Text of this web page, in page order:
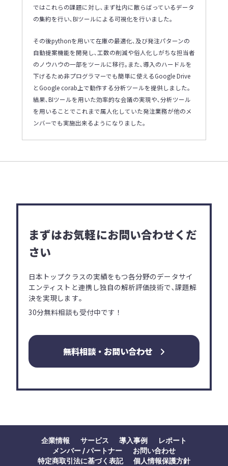
ではこれらの課題に対し､まず社内に散らばっているデータ
の集約を行い､BIツールによる可視化を行いました｡
その後pythonを用いて在庫の最適化､及び発注パターンの
自動提案機能を開発し､工数の削減や俗人化しがちな担当者
のノウハウの一部をツールに移行｡また､導入のハードルを
下げるため非プログラマーでも簡単に使えるGoogle Drive
とGoogle corab上で動作する分析ツールを提供しました｡
結果､BIツールを用いた効率的な会議の実現や､分析ツール
を用いることでこれまで属人化していた発注業務が他のメ
ンバーでも実施出来るようになりました｡
まずはお気軽にお問い合わせくだ
さい
日本トップクラスの実績をもつ各分野のデータサイ
エンティストと連携し独自の解析評価技術で､ 課題解
決を実現します｡
30分無料相談も受付中です！
無料相談・お問い合わせ
企業情報 サービス 導入事例
レポート
メンバー / パートナー
お問い合わせ
特定商取引法に基づく表記
個人情報保護方針